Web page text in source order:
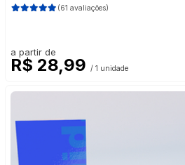
(61 avaliações)
a partir de
R$ 28,99 / 1 unidade